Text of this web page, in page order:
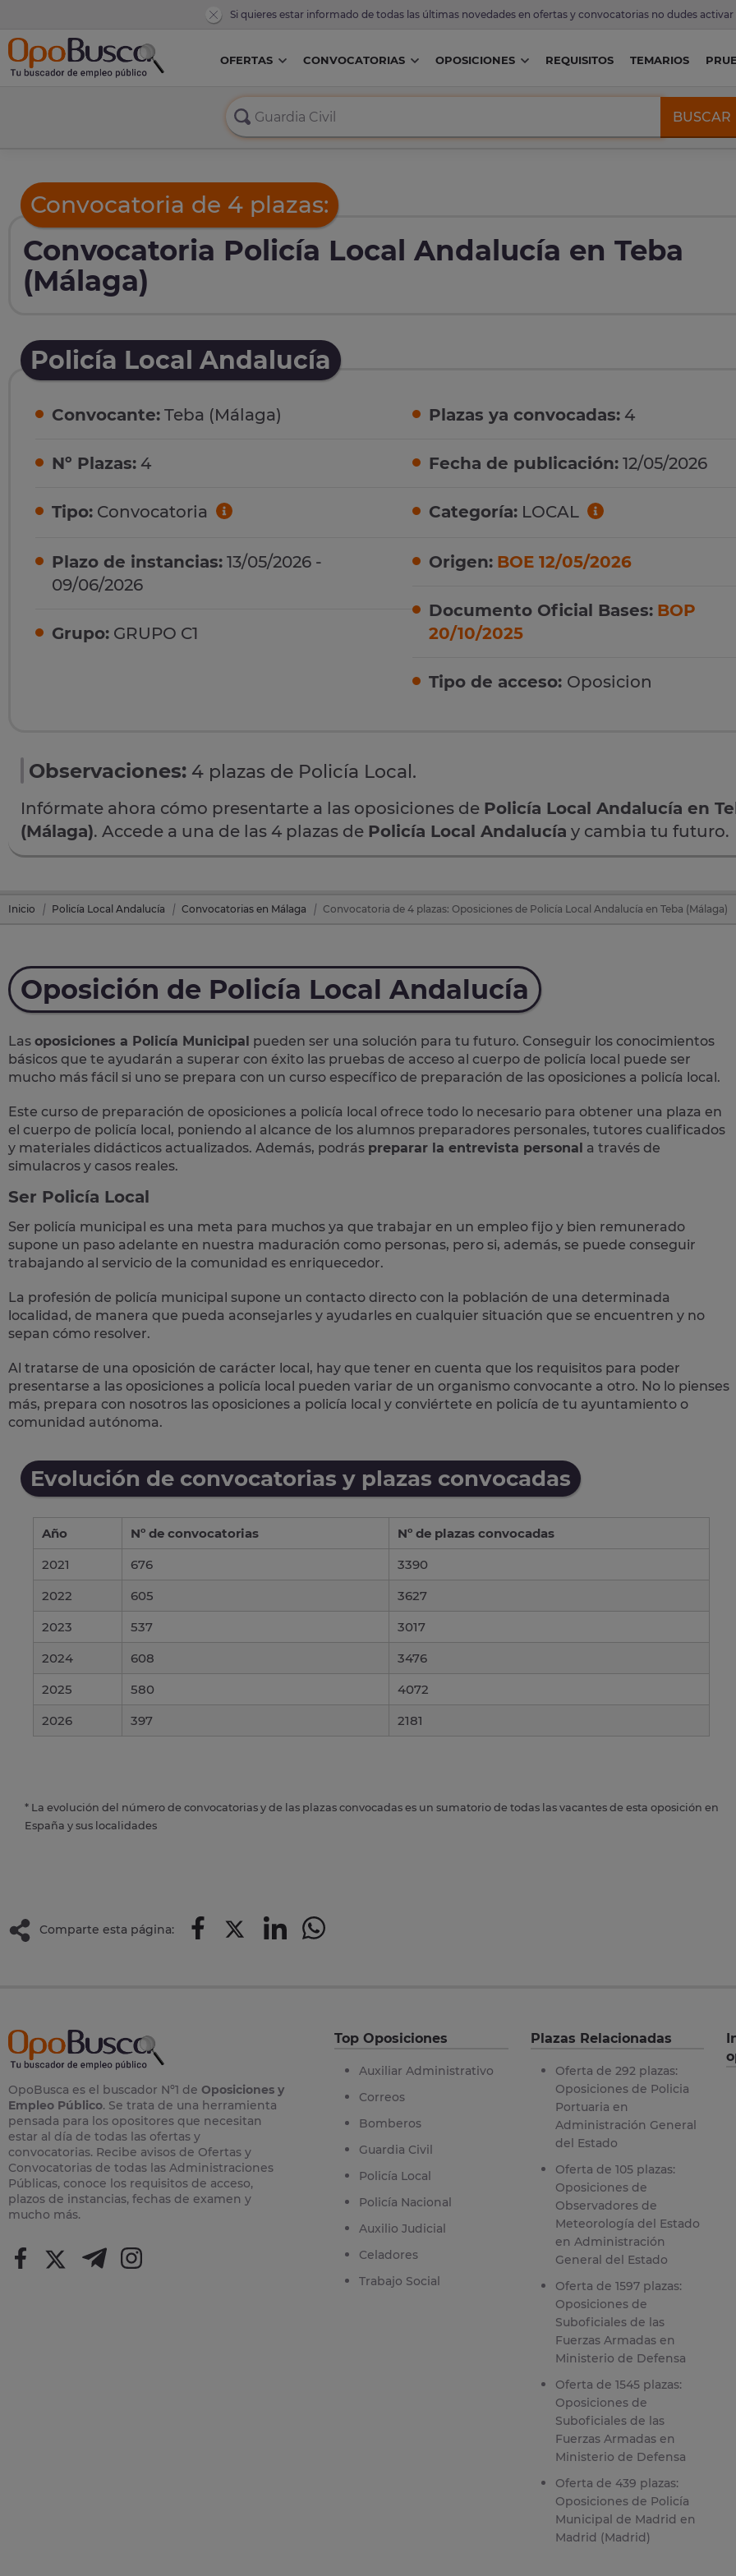
Si quieres estar informado de todas las últimas novedades en ofertas y convocatorias no dudes activar
OFERTAS CONVOCATORIAS OPOSICIONES REQUISITOS TEMARIOS
BUSCAR
Convocatoria de 4 plazas:
Convocatoria Policía Local Andalucía en Teba
(Málaga)
Policía Local Andalucía
Convocante: Teba (Málaga)
Nº Plazas: 4
Tipo: Convocatoria
Plazo de instancias: 13/05/2026 -
09/06/2026
Grupo: GRUPO C1
Plazas ya convocadas: 4
Fecha de publicación: 12/05/2026
Categoría: LOCAL
Origen: BOE 12/05/2026
Documento Oficial Bases: BOP
20/10/2025
Tipo de acceso: Oposicion
Observaciones: 4 plazas de Policía Local.
Infórmate ahora cómo presentarte a las oposiciones de Policía Local Andalucía en
(Málaga). Accede a una de las 4 plazas de Policía Local Andalucía y cambia tu futuro.
Inicio Policía Local Andalucía Convocatorias en Málaga Convocatoria de 4 plazas: Oposiciones de Policía Local Andalucía en Teba (Málaga)
Oposición de Policía Local Andalucía
Las oposiciones a Policía Municipal pueden ser una solución para tu futuro. Conseguir los conocimientos
básicos que te ayudarán a superar con éxito las pruebas de acceso al cuerpo de policía local puede ser
mucho más fácil si uno se prepara con un curso específico de preparación de las oposiciones a policía local.
Este curso de preparación de oposiciones a policía local ofrece todo lo necesario para obtener una plaza en
el cuerpo de policía local, poniendo al alcance de los alumnos preparadores personales, tutores cualificados
y materiales didácticos actualizados. Además, podrás preparar la entrevista personal a través de
simulacros y casos reales.
Ser Policía Local
Ser policía municipal es una meta para muchos ya que trabajar en un empleo fijo y bien remunerado
supone un paso adelante en nuestra maduración como personas, pero si, además, se puede conseguir
trabajando al servicio de la comunidad es enriquecedor.
La profesión de policía municipal supone un contacto directo con la población de una determinada
localidad, de manera que pueda aconsejarles y ayudarles en cualquier situación que se encuentren y no
sepan cómo resolver.
Al tratarse de una oposición de carácter local, hay que tener en cuenta que los requisitos para poder
presentarse a las oposiciones a policía local pueden variar de un organismo convocante a otro. No lo pienses
más, prepara con nosotros las oposiciones a policía local y conviértete en policía de tu ayuntamiento o
comunidad autónoma.
Evolución de convocatorias y plazas convocadas
Año Nº de convocatorias
Nº de plazas convocadas
2021
676
3390
2022
605
3627
2023
537
3017
2024
608
3476
2025
580
4072
2026
397 2181
* La evolución del número de convocatorias y de las plazas convocadas es un sumatorio de todas las vacantes de esta oposición en
España y sus localidades
Comparte esta página:
OpoBusca es el buscador Nº1 de Oposiciones y
Empleo Público. Se trata de una herramienta
pensada para los opositores que necesitan
estar al día de todas las ofertas y
convocatorias. Recibe avisos de Ofertas y
Convocatorias de todas las Administraciones
Públicas, conoce los requisitos de acceso,
plazos de instancias, fechas de examen y
mucho más.
Top Oposiciones
Auxiliar Administrativo
Correos
Bomberos
Guardia Civil
Policía Local
Policía Nacional
Auxilio Judicial
Celadores
Trabajo Social
Plazas Relacionadas
Oferta de 292 plazas:
Oposiciones de Policia
Portuaria en
Administración General
del Estado
Oferta de 105 plazas:
Oposiciones de
Observadores de
Meteorología del Estado
en Administración
General del Estado
Oferta de 1597 plazas:
Oposiciones de
Suboficiales de las
Fuerzas Armadas en
Ministerio de Defensa
Oferta de 1545 plazas:
Oposiciones de
Suboficiales de las
Fuerzas Armadas en
Ministerio de Defensa
Oferta de 439 plazas:
Oposiciones de Policía
Municipal de Madrid en
Madrid (Madrid)